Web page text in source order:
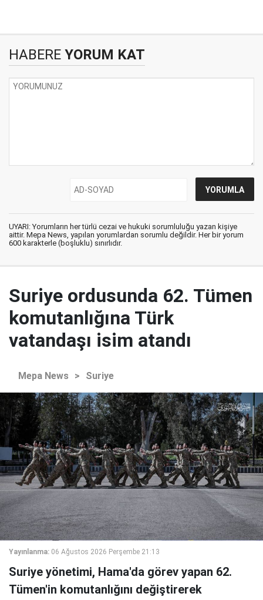
HABERE YORUM KAT
UYARI: Yorumların her türlü cezai ve hukuki sorumluluğu yazan kişiye
aittir. Mepa News, yapılan yorumlardan sorumlu değildir. Her bir yorum
600 karakterle (boşluklu) sınırlıdır.
Suriye ordusunda 62. Tümen
komutanlığına Türk
vatandaşı isim atandı
Mepa News > Suriye
Yayınlanma: 06 Ağustos 2026 Perşembe 21:13
Suriye yönetimi, Hama'da görev yapan 62.
Tümen'in komutanlığını değiştirerek